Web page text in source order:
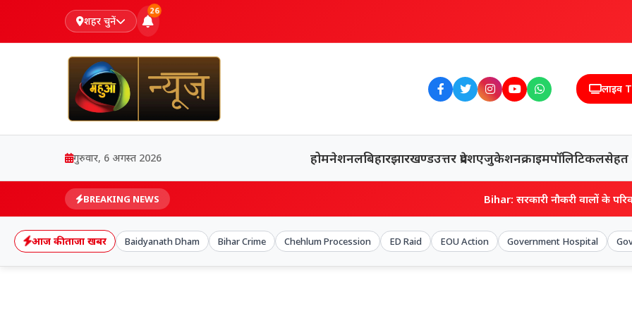
शहर चुनें
26
लाइव
गुरुवार, 6 अगस्त 2026 होमनेशनलबिहारझारखण्डउत्तर प्रदेशएजुकेशनक्राइमपॉलिटिकलसेहत
BREAKING NEWS Bihar: सरकारी नौकरी वालों के परिवार के लिए बड़ी
आज की ताजा खबर Baidyanath Dham Bihar Crime Chehlum Procession ED Raid EOU Action Government Hospital